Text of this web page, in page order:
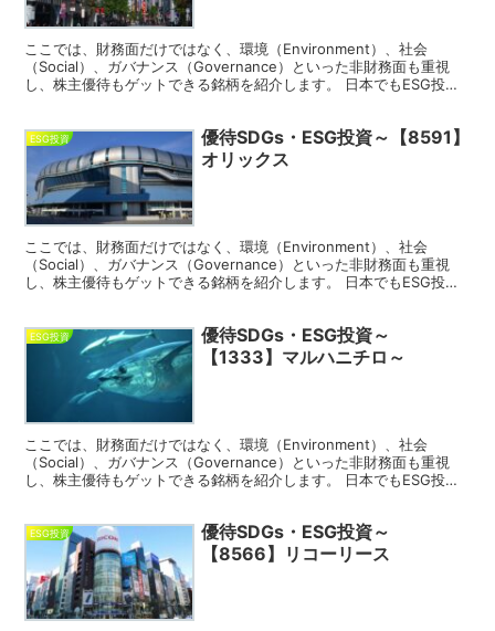
ここでは、財務面だけではなく、環境（Environment）、社会
（Social）、ガバナンス（Governance）といった非財務面も重視
し、株主優待もゲットできる銘柄を紹介します。 日本でもESG投資
ESG投資
優待SDGs・ESG投資～【8591】
オリックス
ここでは、財務面だけではなく、環境（Environment）、社会
（Social）、ガバナンス（Governance）といった非財務面も重視
し、株主優待もゲットできる銘柄を紹介します。 日本でもESG投資
ESG投資
優待SDGs・ESG投資～
【1333】マルハニチロ～
ここでは、財務面だけではなく、環境（Environment）、社会
（Social）、ガバナンス（Governance）といった非財務面も重視
し、株主優待もゲットできる銘柄を紹介します。 日本でもESG投資
ESG投資
優待SDGs・ESG投資～
【8566】リコーリース